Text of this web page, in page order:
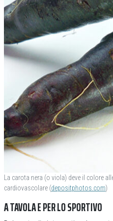
La carota nera (o viola) deve il colore
cardiovascolare (depositphotos.com)
A TAVOLA E PER LO SPORTIVO